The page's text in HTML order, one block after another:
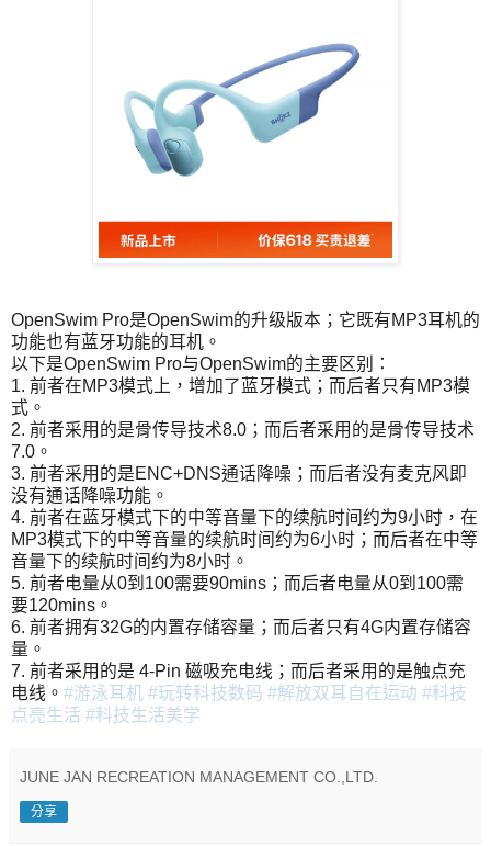
OpenSwim Pro是OpenSwim的升级版本；它既有MP3耳机的
功能也有蓝牙功能的耳机。
以下是OpenSwim Pro与OpenSwim的主要区别：
1. 前者在MP3模式上，增加了蓝牙模式；而后者只有MP3模
式。
2. 前者采用的是骨传导技术8.0；而后者采用的是骨传导技术
7.0。
3. 前者采用的是ENC+DNS通话降噪；而后者没有麦克风即
没有通话降噪功能。
4. 前者在蓝牙模式下的中等音量下的续航时间约为9小时，在
MP3模式下的中等音量的续航时间约为6小时；而后者在中等
音量下的续航时间约为8小时。
5. 前者电量从0到100需要90mins；而后者电量从0到100需
要120mins。
6. 前者拥有32G的内置存储容量；而后者只有4G内置存储容
量。
7. 前者采用的是 4-Pin 磁吸充电线；而后者采用的是触点充
电线。 #游泳耳机 #玩转科技数码 #解放双耳自在运动 #科技
点亮生活 #科技生活美学
JUNE JAN RECREATION MANAGEMENT CO.,LTD.
分享